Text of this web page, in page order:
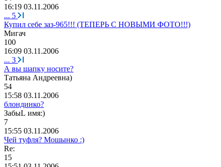
16:19 03.11.2006
... 5
Купил себе заз-965!!! (ТЕПЕРЬ С НОВЫМИ ФОТО!!!)
Мигач
100
16:09 03.11.2006
... 3
А вы шапку носите?
Татьяна Андреевна)
54
15:58 03.11.2006
блондинко?
ЗабыL имя:)
7
15:55 03.11.2006
Чей туфля? Мошынко :)
Re:
15